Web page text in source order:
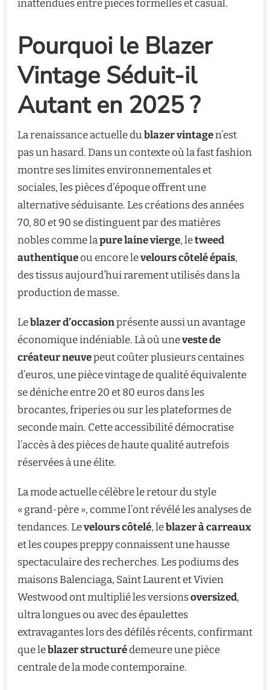
inattendues entre pièces formelles et casual.
Pourquoi le Blazer
Vintage Séduit-il
Autant en 2025 ?
La renaissance actuelle dublazer vintagen’est
pas un hasard. Dans un contexte où la fast fashion
montre ses limites environnementales et
sociales, les pièces d’époque offrent une
alternative séduisante. Les créations des années
70, 80 et 90 se distinguent par des matières
nobles comme lapure laine vierge, letweed
authentiqueou encore levelours côtelé épais,
des tissus aujourd’hui rarement utilisés dans la
production de masse.
Leblazer d’occasionprésente aussi un avantage
économique indéniable. Là où uneveste de
créateur neuvepeut coûter plusieurs centaines
d’euros, une pièce vintage de qualité équivalente
se déniche entre 20 et 80 euros dans les
brocantes, friperies ou sur les plateformes de
seconde main. Cette accessibilité démocratise
l’accès à des pièces de haute qualité autrefois
réservées à une élite.
La mode actuelle célèbre le retour du style
« grand-père », comme l’ont révélé les analyses de
tendances. Levelours côtelé, leblazer à carreaux
et les coupes preppy connaissent une hausse
spectaculaire des recherches. Les podiums des
maisons Balenciaga, Saint Laurent et Vivien
Westwood ont multiplié les versionsoversized,
ultra longues ou avec des épaulettes
extravagantes lors des défilés récents, confirmant
que leblazer structurédemeure une pièce
centrale de la mode contemporaine.